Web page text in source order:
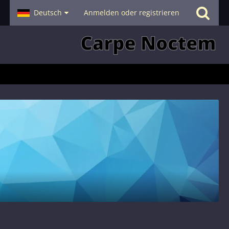
Hilfe
Deutsch Anmelden oder registrieren